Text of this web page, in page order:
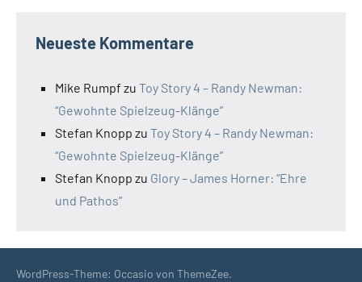
Neueste Kommentare
Mike Rumpf zu Toy Story 4 – Randy Newman:
“Gewohnte Spielzeug-Klänge”
Stefan Knopp zu Toy Story 4 – Randy Newman:
“Gewohnte Spielzeug-Klänge”
Stefan Knopp zu Glory – James Horner: “Ehre
und Pathos”
WordPress-Theme: Occasio von ThemeZee.